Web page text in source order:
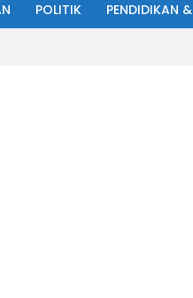
POLITIK PENDIDIKAN